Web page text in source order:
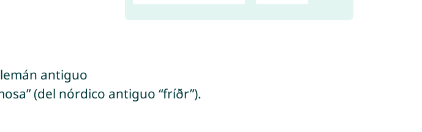
antiguo
(del nórdico antiguo “fríðr”).